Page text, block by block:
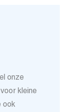
onze
kleine
ook